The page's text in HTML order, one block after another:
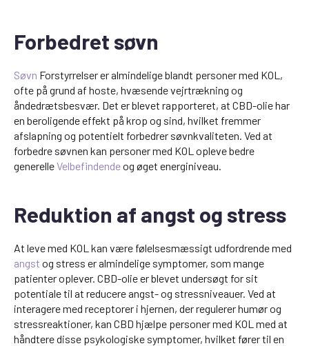
Forbedret søvn
Søvn Forstyrrelser er almindelige blandt personer med KOL,
ofte på grund af hoste, hvæsende vejrtrækning og
åndedrætsbesvær. Det er blevet rapporteret, at CBD-olie har
en beroligende effekt på krop og sind, hvilket fremmer
afslapning og potentielt forbedrer søvnkvaliteten. Ved at
forbedre søvnen kan personer med KOL opleve bedre
generelleVelbefindendeog øget energiniveau.
Reduktion af angst og stress
At leve med KOL kan være følelsesmæssigt udfordrende med
angst og stress er almindelige symptomer, som mange
patienter oplever. CBD-olie er blevet undersøgt for sit
potentiale til at reducere angst- og stressniveauer. Ved at
interagere med receptorer i hjernen, der regulerer humør og
stressreaktioner, kan CBD hjælpe personer med KOL med at
håndtere disse psykologiske symptomer, hvilket fører til en